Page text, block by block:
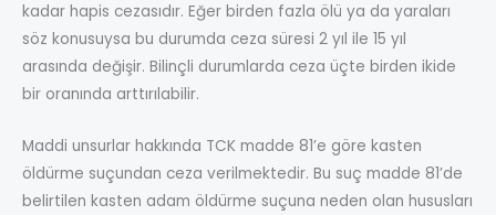
kadar hapis cezasıdır. Eğer birden fazla ölü ya da yaraları
söz konusuysa bu durumda ceza süresi 2 yıl ile 15 yıl
arasında değişir. Bilinçli durumlarda ceza üçte birden ikide
bir oranında arttırılabilir.
Maddi unsurlar hakkında TCK madde 81’e göre kasten
öldürme suçundan ceza verilmektedir. Bu suç madde 81’de
belirtilen kasten adam öldürme suçuna neden olan hususları